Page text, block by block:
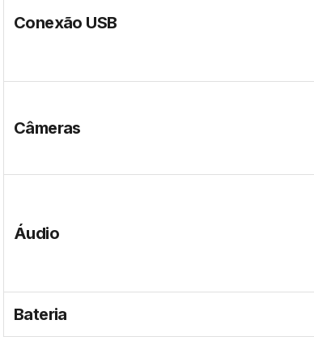
Conexão USB
Câmeras
Áudio
Bateria